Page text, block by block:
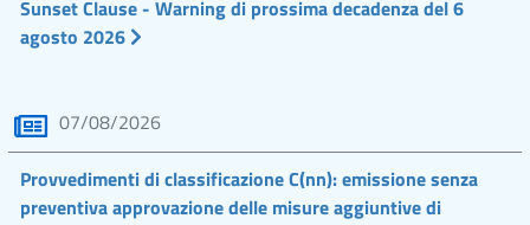
Sunset Clause - Warning di prossima decadenza del 6
agosto 2026
07/08/2026
Provvedimenti di classificazione C(nn): emissione senza
preventiva approvazione delle misure aggiuntive di